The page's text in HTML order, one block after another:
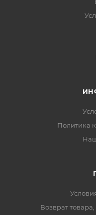
Политика
Возврат